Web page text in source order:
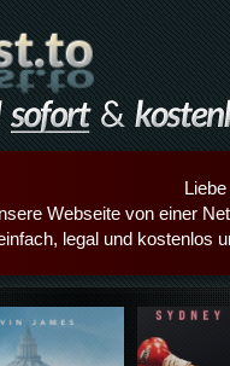
Webseite von einer
legal und kostenlos